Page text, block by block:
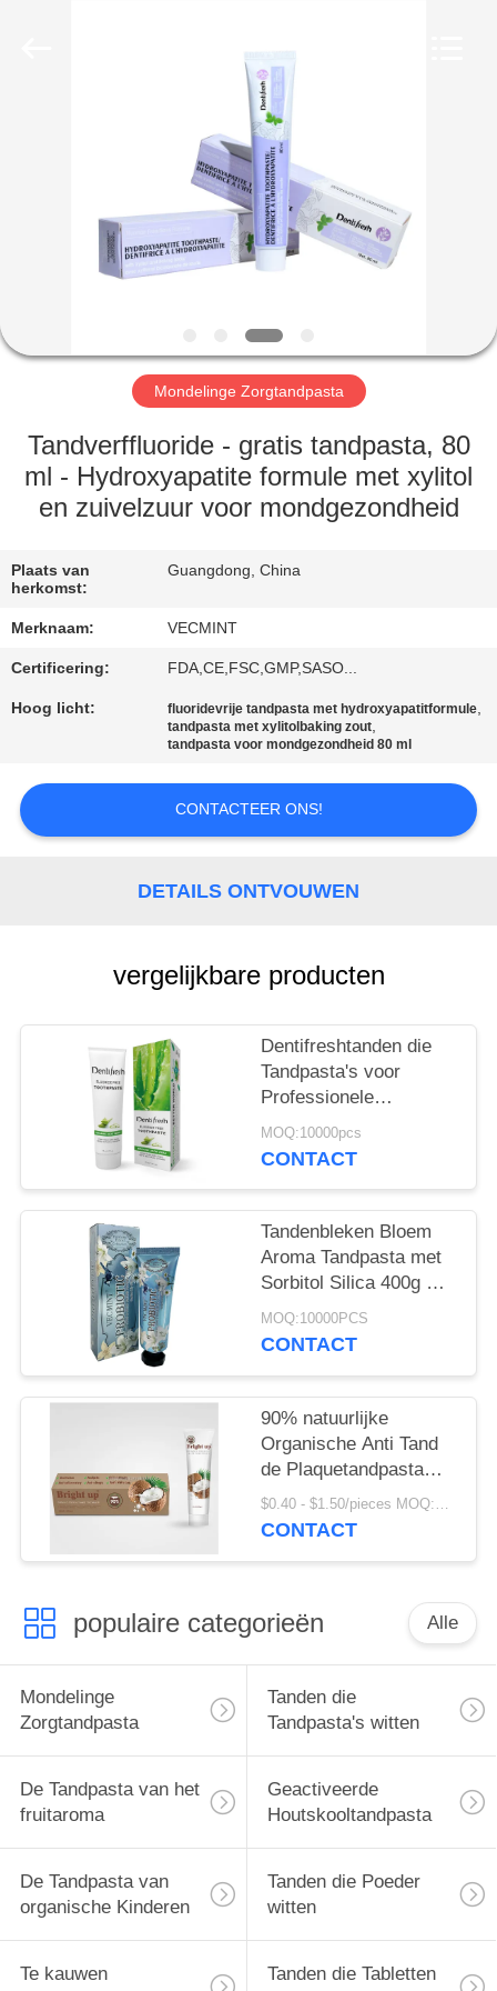
PRODUCTEN
VIDEO'S
ONGEVEER
ONS
FABRIEKSREIS
KWALITEITSCONTROLE
CONTACTEER
VERZOEK
OM
CITAAT
Mondelinge Zorgtandpasta
Tandverffluoride - gratis tandpasta, 80
ml - Hydroxyapatite formule met xylitol
en zuivelzuur voor mondgezondheid
Plaats van
herkomst:
Guangdong, China
Merknaam: VECMINT
Certificering: FDA,CE,FSC,GMP,SASO...
Hoog licht: fluoridevrije tandpasta met hydroxyapatitformule,
tandpasta met xylitolbaking zout,
tandpasta voor mondgezondheid 80 ml
CONTACTEER ONS!
DETAILS ONTVOUWEN
vergelijkbare producten
Dentifreshtanden die
Tandpasta's voor
Professionele
Mondelinge niet Giftige
Zorg witten
MOQ:10000pcs
CONTACT
Tandenbleken Bloem
Aroma Tandpasta met
Sorbitol Silica 400g Wit
Papier Tube Doos
MOQ:10000PCS
CONTACT
90% natuurlijke
Organische Anti Tand
de Plaquetandpasta
van de Kokosnotenolie$0.40 - $1.50/pieces MOQ:240 Stukken
CONTACT
populaire categorieën Alle
Mondelinge
Zorgtandpasta
Tanden die
Tandpasta's witten
De Tandpasta van het
fruitaroma
Geactiveerde
Houtskooltandpasta
De Tandpasta van
organische Kinderen
Tanden die Poeder
witten
Te kauwen
Tanden die Tabletten